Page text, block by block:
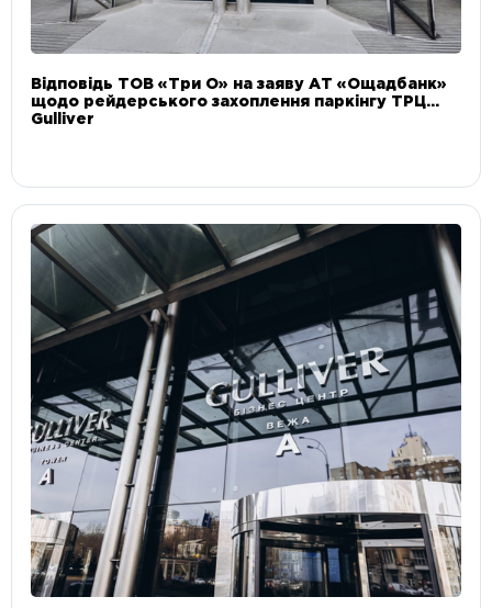
Відповідь ТОВ «Три О» на заяву АТ «Ощадбанк»
щодо рейдерського захоплення паркінгу ТРЦ
Gulliver